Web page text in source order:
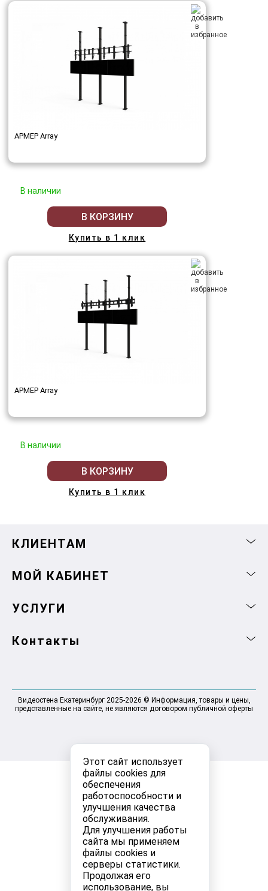
Этот сайт использует
файлы cookies для
обеспечения
работоспособности и
улучшения качества
обслуживания.
Для улучшения работы
сайта мы применяем
файлы cookies и
серверы статистики.
Продолжая его
использование, вы
АРМЕР Array
В наличии
В КОРЗИНУ
Купить в 1 клик
АРМЕР Array
В наличии
В КОРЗИНУ
Купить в 1 клик
КЛИЕНТАМ
МОЙ КАБИНЕТ
УСЛУГИ
Контакты
Видеостена Екатеринбург 2025-2026 © Информация, товары и цены,
представленные на сайте, не являются договором публичной оферты